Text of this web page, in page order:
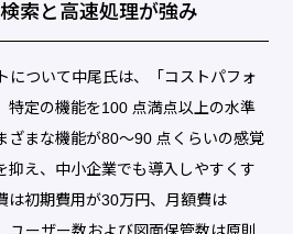
索と高速処理が強み
ついて中尾氏は、「コストパフォ
特定の機能を100 点満点以上の水準
ざまな機能が80～90 点くらいの感覚
抑え、中小企業でも導入しやすくす
は初期費用が30万円、月額費は